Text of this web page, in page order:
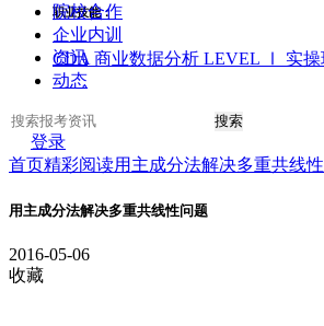
职业技能：
CDA 商业数据分析 LEVEL Ⅰ 实操
院校合作
企业内训
资讯
动态
搜索
登录
首页精彩阅读用主成分法解决多重共线
用主成分法解决多重共线性问题
2016-05-06
收藏